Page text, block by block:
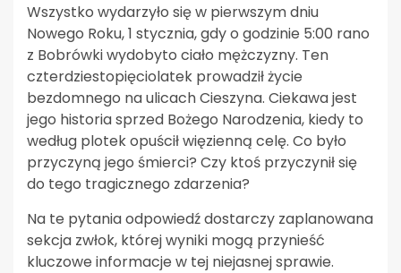
Wszystko wydarzyło się w pierwszym dniu
Nowego Roku, 1 stycznia, gdy o godzinie 5:00 rano
z Bobrówki wydobyto ciało mężczyzny. Ten
czterdziestopięciolatek prowadził życie
bezdomnego na ulicach Cieszyna. Ciekawa jest
jego historia sprzed Bożego Narodzenia, kiedy to
według plotek opuścił więzienną celę. Co było
przyczyną jego śmierci? Czy ktoś przyczynił się
do tego tragicznego zdarzenia?
Na te pytania odpowiedź dostarczy zaplanowana
sekcja zwłok, której wyniki mogą przynieść
kluczowe informacje w tej niejasnej sprawie.